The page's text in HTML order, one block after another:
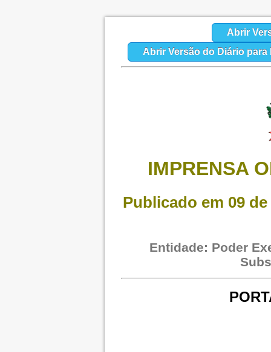
Abrir
Abrir Versão do Diário para
IMPRENSA
Publicado em 09
Entidade: Poder